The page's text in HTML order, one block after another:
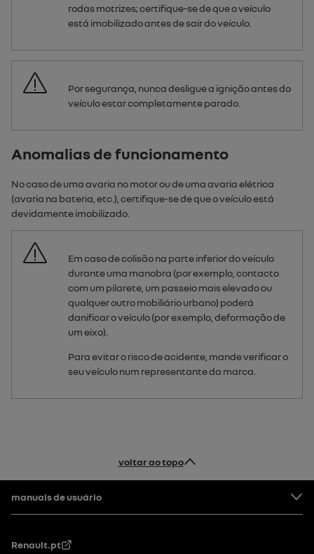
rodas motrizes; certifique-se de que o veículo
está imobilizado antes de sair do veículo.
Por segurança, nunca desligue a ignição antes do
veículo estar completamente parado.
Anomalias de funcionamento
No caso de uma avaria no motor ou de uma avaria elétrica
(avaria na bateria, etc.), certifique-se de que o veículo está
devidamente imobilizado.
Em caso de colisão na parte inferior do veículo
durante uma manobra (por exemplo, contacto
com um pilarete, um passeio mais elevado ou
qualquer outro mobiliário urbano) poderá
danificar o veículo (por exemplo, deformação de
um eixo).
Para evitar o risco de acidente, mande verificar o
seu veículo num representante da marca.
voltar ao topo
Rodapé
manuais de usuário
Renault.pt